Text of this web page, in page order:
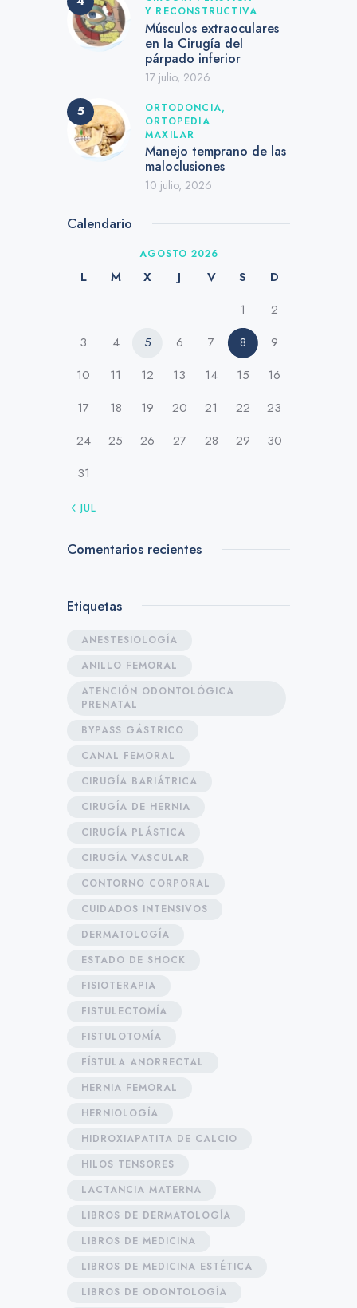
Y RECONSTRUCTIVA
Músculos extraoculares
en la Cirugía del
párpado inferior
17 julio, 2026
ORTODONCIA,
ORTOPEDIA
MAXILAR
Manejo temprano de las
maloclusiones
10 julio, 2026
Calendario
AGOSTO 2026
L M X J V S
D
1
2
3
4 5 6 7 8
9
10
11 12 13 14 15
16
17
18 19 20 21 22
23
24
25 26 27 28 29
30
31
« JUL
Comentarios recientes
Etiquetas
ANESTESIOLOGÍA
ANILLO FEMORAL
ATENCIÓN ODONTOLÓGICA
PRENATAL
BYPASS GÁSTRICO
CANAL FEMORAL
CIRUGÍA BARIÁTRICA
CIRUGÍA DE HERNIA
CIRUGÍA PLÁSTICA
CIRUGÍA VASCULAR
CONTORNO CORPORAL
CUIDADOS INTENSIVOS
DERMATOLOGÍA
ESTADO DE SHOCK
FISIOTERAPIA
FISTULECTOMÍA
FISTULOTOMÍA
FÍSTULA ANORRECTAL
HERNIA FEMORAL
HERNIOLOGÍA
HIDROXIAPATITA DE CALCIO
HILOS TENSORES
LACTANCIA MATERNA
LIBROS DE DERMATOLOGÍA
LIBROS DE MEDICINA
LIBROS DE MEDICINA ESTÉTICA
LIBROS DE ODONTOLOGÍA